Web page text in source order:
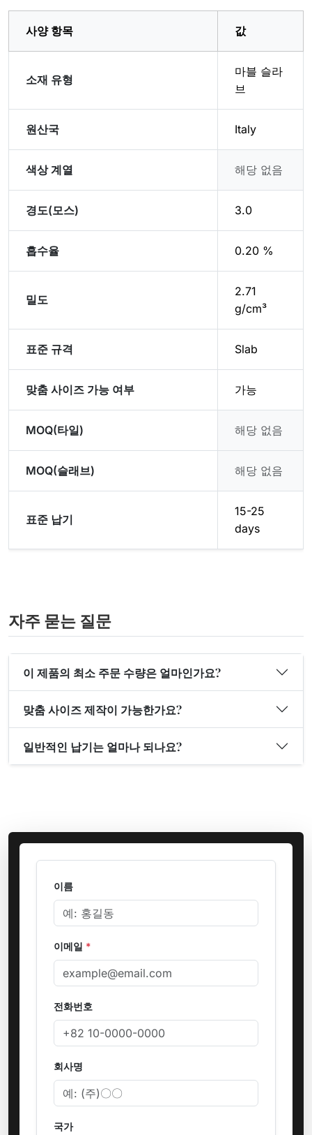
사양 항목 값
소재 유형
마블 슬라
브
원산국 Italy
색상 계열 해당 없음
경도(모스) 3.0
흡수율 0.20 %
밀도
2.71
g/cm³
표준 규격 Slab
맞춤 사이즈 가능 여부 가능
MOQ(타일) 해당 없음
MOQ(슬래브) 해당 없음
표준 납기
15-25
days
자주 묻는 질문
이 제품의 최소 주문 수량은 얼마인가요?
맞춤 사이즈 제작이 가능한가요?
일반적인 납기는 얼마나 되나요?
이름
이메일 *
전화번호
회사명
국가